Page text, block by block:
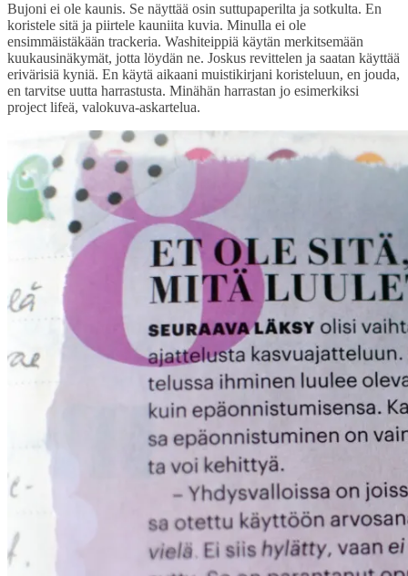
Bujoni ei ole kaunis. Se näyttää osin suttupaperilta ja sotkulta. En
koristele sitä ja piirtele kauniita kuvia. Minulla ei ole
ensimmäistäkään trackeria. Washiteippiä käytän merkitsemään
kuukausinäkymät, jotta löydän ne. Joskus revittelen ja saatan käyttää
erivärisiä kyniä. En käytä aikaani muistikirjani koristeluun, en jouda,
en tarvitse uutta harrastusta. Minähän harrastan jo esimerkiksi
project lifeä, valokuva-askartelua.